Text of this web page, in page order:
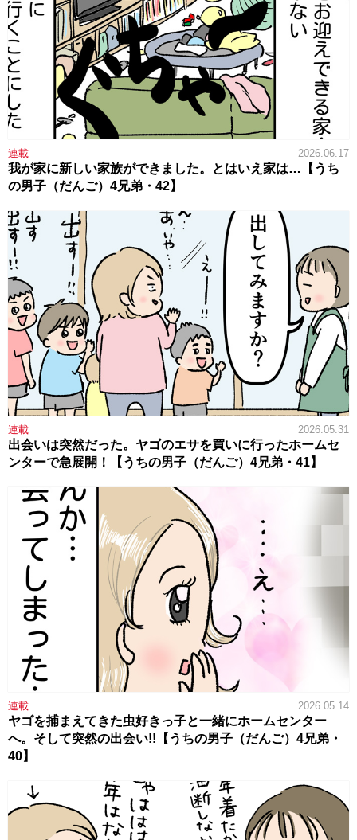
連載 2026.06.17
我が家に新しい家族ができました。とはいえ家は…【うち
の男子（だんご）4兄弟・42】
連載 2026.05.31
出会いは突然だった。ヤゴのエサを買いに行ったホームセ
ンターで急展開！【うちの男子（だんご）4兄弟・41】
連載 2026.05.14
ヤゴを捕まえてきた虫好きっ子と一緒にホームセンター
へ。そして突然の出会い!!【うちの男子（だんご）4兄弟・
40】